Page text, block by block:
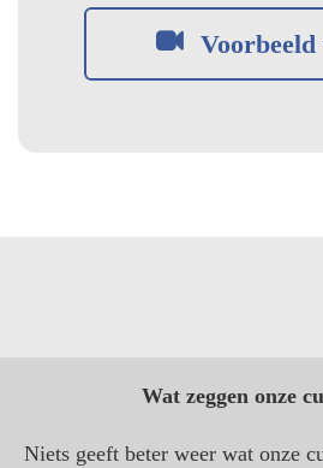
Voorbeeld
Wat zeggen onze
Niets geeft beter weer wat onze